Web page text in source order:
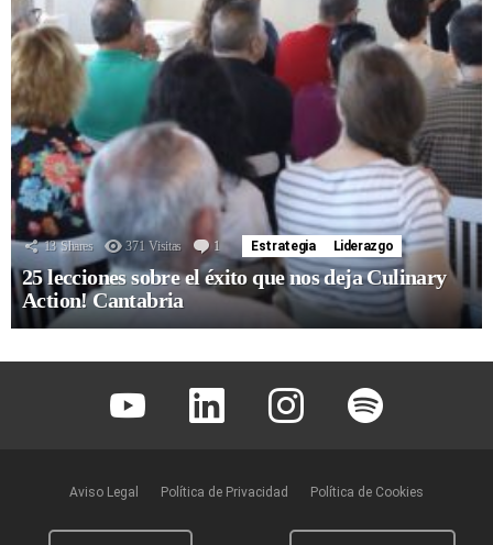
13 Shares 371 Visitas 1 Comentario
Estrategia Liderazgo
25 lecciones sobre el éxito que nos deja Culinary
Action! Cantabria
Youtube Linkedin Instagram Spotify
Aviso Legal Política de Privacidad Política de Cookies